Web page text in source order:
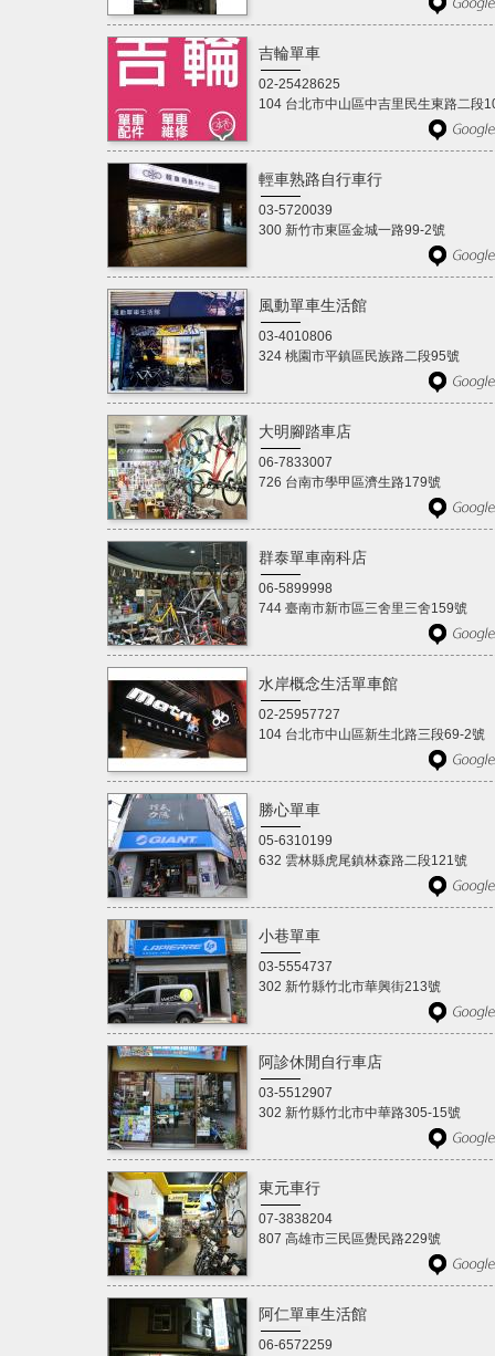
吉輪單車
02-25428625
104 台北市中山區中吉里民生東路二段
輕車熟路自行車行
03-5720039
300 新竹市東區金城一路99-2號
風動單車生活館
03-4010806
324 桃園市平鎮區民族路二段95號
大明腳踏車店
06-7833007
726 台南市學甲區濟生路179號
群泰單車南科店
06-5899998
744 臺南市新市區三舍里三舍159號
水岸概念生活單車館
02-25957727
104 台北市中山區新生北路三段69-2號
勝心單車
05-6310199
632 雲林縣虎尾鎮林森路二段121號
小巷單車
03-5554737
302 新竹縣竹北市華興街213號
阿診休閒自行車店
03-5512907
302 新竹縣竹北市中華路305-15號
東元車行
07-3838204
807 高雄市三民區覺民路229號
阿仁單車生活館
06-6572259